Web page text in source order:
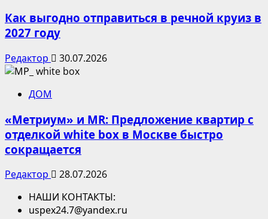
Как выгодно отправиться в речной круиз в
2027 году
Редактор 30.07.2026
ДОМ
«Метриум» и MR: Предложение квартир с
отделкой white box в Москве быстро
сокращается
Редактор
28.07.2026
НАШИ КОНТАКТЫ:
uspex24.7@yandex.ru